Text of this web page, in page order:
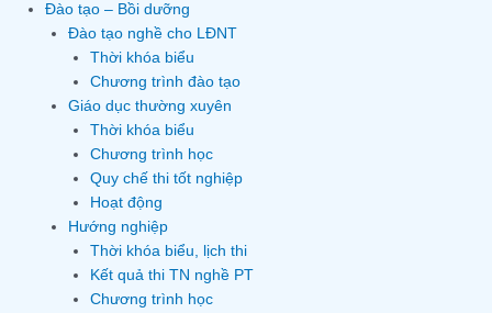
Đào tạo – Bồi dưỡng
Đào tạo nghề cho LĐNT
Thời khóa biểu
Chương trình đào tạo
Giáo dục thường xuyên
Thời khóa biểu
Chương trình học
Quy chế thi tốt nghiệp
Hoạt động
Hướng nghiệp
Thời khóa biểu, lịch thi
Kết quả thi TN nghề PT
Chương trình học